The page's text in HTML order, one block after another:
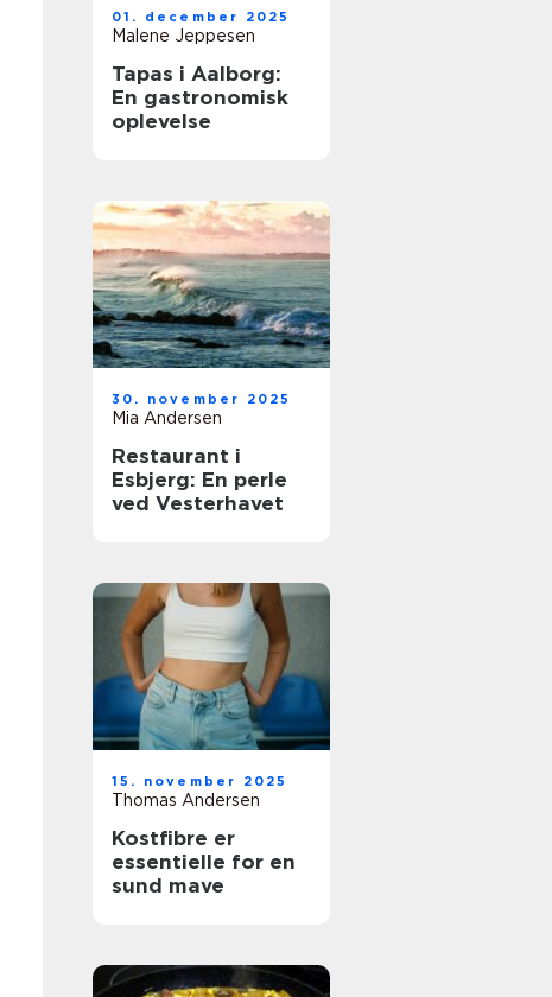
01. december 2025
Malene Jeppesen
Tapas i Aalborg:
En gastronomisk
oplevelse
30. november 2025
Mia Andersen
Restaurant i
Esbjerg: En perle
ved Vesterhavet
15. november 2025
Thomas Andersen
Kostfibre er
essentielle for en
sund mave